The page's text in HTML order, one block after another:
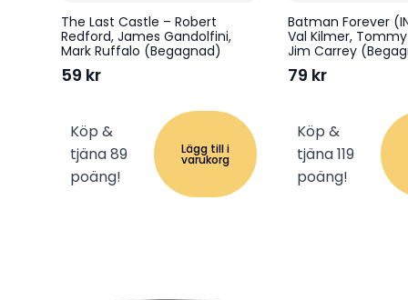
The Last Castle – Robert
Redford, James Gandolfini,
Mark Ruffalo (Begagnad)
59 kr
Köp &
tjäna 89
poäng!
Lägg till i
varukorg
Batman Forever
Val Kilmer,
Jim Carrey
79 kr
Köp &
tjäna 119
poäng!